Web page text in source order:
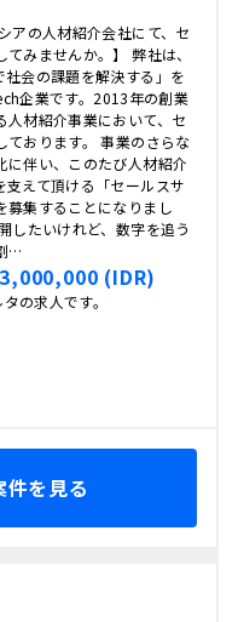
アの人材紹介会社にて、セ
みませんか。】 弊社は、
社会の課題を解決する」を
企業です。2013年の創業
人材紹介事業において、セ
ております。 事業のさらな
に伴い、このたび人材紹介
えて頂ける「セールスサ
募集することになりまし
したいけれど、数字を追う
…
(IDR)
の求人です。
を見る